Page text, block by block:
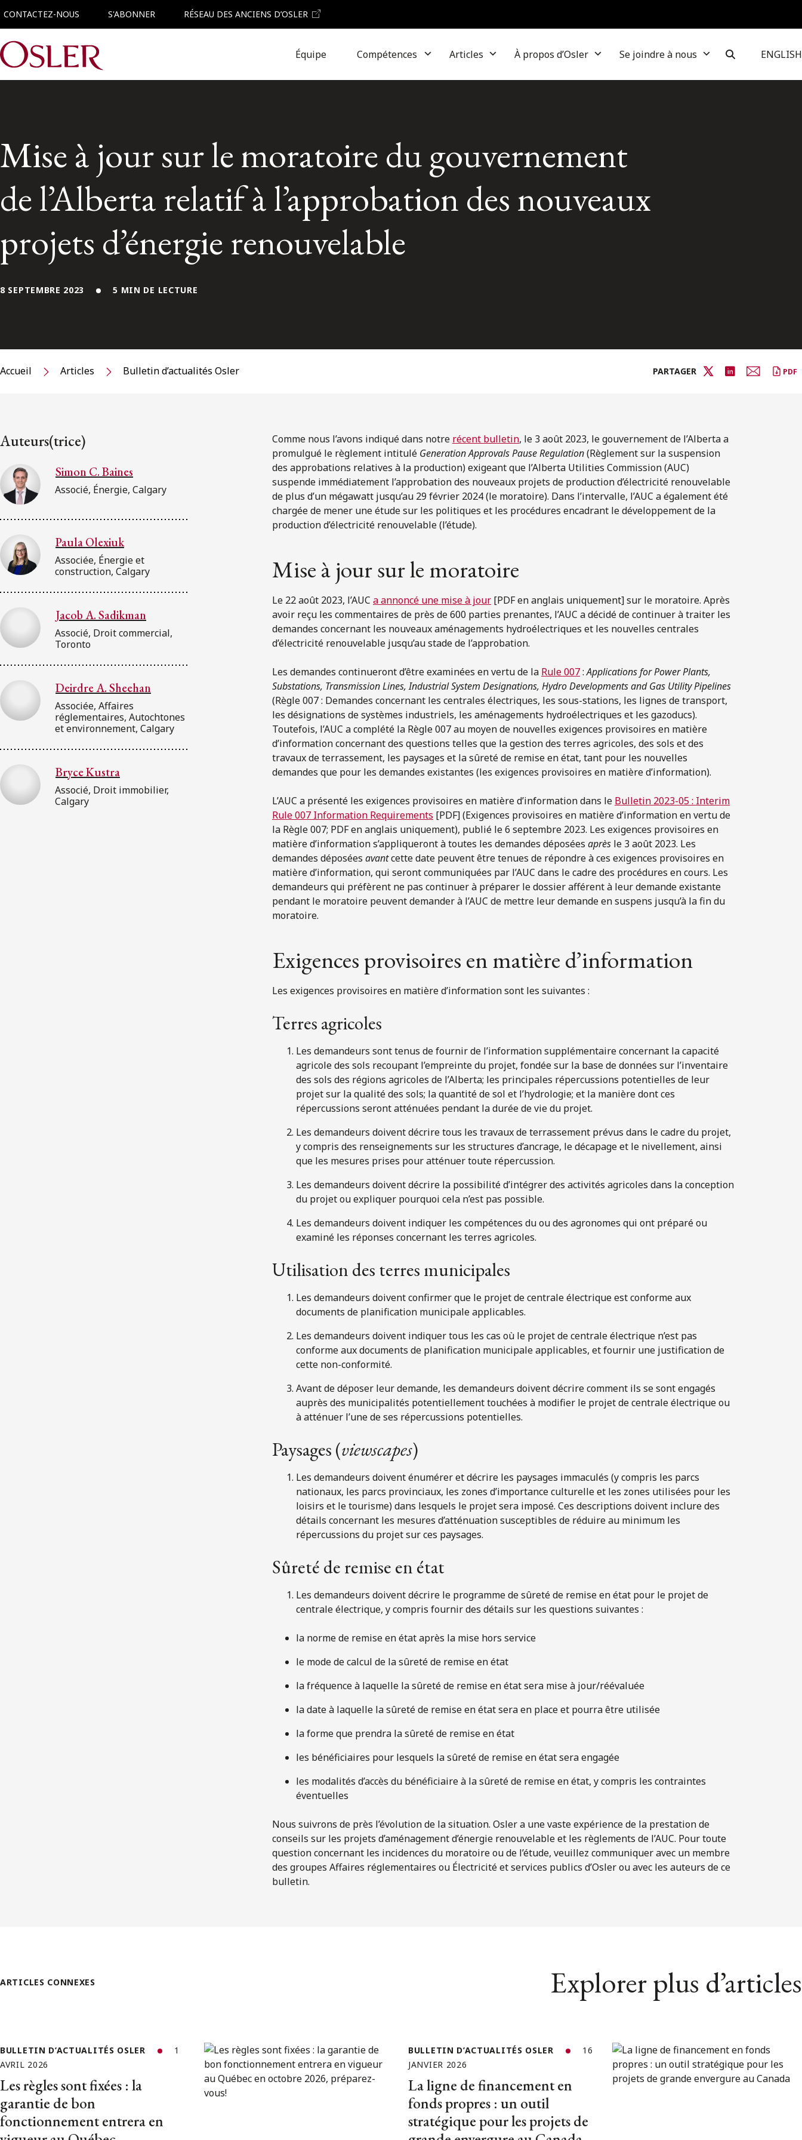
CONTACTEZ-NOUS S'ABONNER RÉSEAU DES ANCIENS D’OSLER
Main Navigation Équipe Compétences Articles À propos d’Osler Se joindre à nous ENGLISH
Mise à jour sur le moratoire du gouvernement
de l’Alberta relatif à l’approbation des nouveaux
projets d’énergie renouvelable
8 SEPTEMBRE 2023 5 MIN DE LECTURE
Accueil Articles Bulletin d’actualités Osler PARTAGER PDF
Auteurs(trice)
Simon C. Baines
Associé, Énergie, Calgary
Paula Olexiuk
Associée, Énergie et
construction, Calgary
Jacob A. Sadikman
Associé, Droit commercial,
Toronto
Deirdre A. Sheehan
Associée, Affaires
réglementaires, Autochtones
et environnement, Calgary
Bryce Kustra
Associé, Droit immobilier,
Calgary
Comme nous l’avons indiqué dans notre récent bulletin, le 3 août 2023, le gouvernement de l’Alberta a
promulgué le règlement intitulé Generation Approvals Pause Regulation(Règlement sur la suspension
des approbations relatives à la production) exigeant que l’Alberta Utilities Commission (AUC)
suspende immédiatement l’approbation des nouveaux projets de production d’électricité renouvelable
de plus d’un mégawatt jusqu’au 29 février 2024 (le moratoire). Dans l’intervalle, l’AUC a également été
chargée de mener une étude sur les politiques et les procédures encadrant le développement de la
production d’électricité renouvelable (l’étude).
Mise à jour sur le moratoire
Le 22 août 2023, l’AUC a annoncé une mise à jour [PDF en anglais uniquement] sur le moratoire. Après
avoir reçu les commentaires de près de 600 parties prenantes, l’AUC a décidé de continuer à traiter les
demandes concernant les nouveaux aménagements hydroélectriques et les nouvelles centrales
d’électricité renouvelable jusqu’au stade de l’approbation.
Les demandes continueront d’être examinées en vertu de la Rule 007:Applications for Power Plants,
Substations, Transmission Lines, Industrial System Designations, Hydro Developments and Gas Utility Pipelines
(Règle 007 : Demandes concernant les centrales électriques, les sous-stations, les lignes de transport,
les désignations de systèmes industriels, les aménagements hydroélectriques et les gazoducs).
Toutefois, l’AUC a complété la Règle 007 au moyen de nouvelles exigences provisoires en matière
d’information concernant des questions telles que la gestion des terres agricoles, des sols et des
travaux de terrassement, les paysages et la sûreté de remise en état, tant pour les nouvelles
demandes que pour les demandes existantes (les exigences provisoires en matière d’information).
L’AUC a présenté les exigences provisoires en matière d’information dans le Bulletin 2023-05 : Interim
Rule 007 Information Requirements [PDF] (Exigences provisoires en matière d’information en vertu de
la Règle 007; PDF en anglais uniquement), publié le 6 septembre 2023. Les exigences provisoires en
matière d’information s’appliqueront à toutes les demandes déposées après le 3 août 2023. Les
demandes déposées avantcette date peuvent être tenues de répondre à ces exigences provisoires en
matière d’information, qui seront communiquées par l’AUC dans le cadre des procédures en cours. Les
demandeurs qui préfèrent ne pas continuer à préparer le dossier afférent à leur demande existante
pendant le moratoire peuvent demander à l’AUC de mettre leur demande en suspens jusqu’à la fin du
moratoire.
Exigences provisoires en matière d’information
Les exigences provisoires en matière d’information sont les suivantes :
Terres agricoles
Les demandeurs sont tenus de fournir de l’information supplémentaire concernant la capacité
agricole des sols recoupant l’empreinte du projet, fondée sur la base de données sur l’inventaire
des sols des régions agricoles de l’Alberta; les principales répercussions potentielles de leur
projet sur la qualité des sols; la quantité de sol et l’hydrologie; et la manière dont ces
répercussions seront atténuées pendant la durée de vie du projet.
Les demandeurs doivent décrire tous les travaux de terrassement prévus dans le cadre du projet,
y compris des renseignements sur les structures d’ancrage, le décapage et le nivellement, ainsi
que les mesures prises pour atténuer toute répercussion.
Les demandeurs doivent décrire la possibilité d’intégrer des activités agricoles dans la conception
du projet ou expliquer pourquoi cela n’est pas possible.
Les demandeurs doivent indiquer les compétences du ou des agronomes qui ont préparé ou
examiné les réponses concernant les terres agricoles.
Utilisation des terres municipales
Les demandeurs doivent confirmer que le projet de centrale électrique est conforme aux
documents de planification municipale applicables.
Les demandeurs doivent indiquer tous les cas où le projet de centrale électrique n’est pas
conforme aux documents de planification municipale applicables, et fournir une justification de
cette non-conformité.
Avant de déposer leur demande, les demandeurs doivent décrire comment ils se sont engagés
auprès des municipalités potentiellement touchées à modifier le projet de centrale électrique ou
à atténuer l’une de ses répercussions potentielles.
Paysages (viewscapes)
Les demandeurs doivent énumérer et décrire les paysages immaculés (y compris les parcs
nationaux, les parcs provinciaux, les zones d’importance culturelle et les zones utilisées pour les
loisirs et le tourisme) dans lesquels le projet sera imposé. Ces descriptions doivent inclure des
détails concernant les mesures d’atténuation susceptibles de réduire au minimum les
répercussions du projet sur ces paysages.
Sûreté de remise en état
Les demandeurs doivent décrire le programme de sûreté de remise en état pour le projet de
centrale électrique, y compris fournir des détails sur les questions suivantes :
la norme de remise en état après la mise hors service
le mode de calcul de la sûreté de remise en état
la fréquence à laquelle la sûreté de remise en état sera mise à jour/réévaluée
la date à laquelle la sûreté de remise en état sera en place et pourra être utilisée
la forme que prendra la sûreté de remise en état
les bénéficiaires pour lesquels la sûreté de remise en état sera engagée
les modalités d’accès du bénéficiaire à la sûreté de remise en état, y compris les contraintes
éventuelles
Nous suivrons de près l’évolution de la situation. Osler a une vaste expérience de la prestation de
conseils sur les projets d’aménagement d’énergie renouvelable et les règlements de l’AUC. Pour toute
question concernant les incidences du moratoire ou de l’étude, veuillez communiquer avec un membre
des groupes Affaires réglementaires ou Électricité et services publics d’Osler ou avec les auteurs de ce
bulletin.
ARTICLES CONNEXES Explorer plus d’articles
BULLETIN D’ACTUALITÉS OSLER
1
AVRIL 2026
Les règles sont fixées : la
garantie de bon
fonctionnement entrera en
BULLETIN D’ACTUALITÉS OSLER
16
JANVIER 2026
La ligne de financement en
fonds propres : un outil
stratégique pour les projets de